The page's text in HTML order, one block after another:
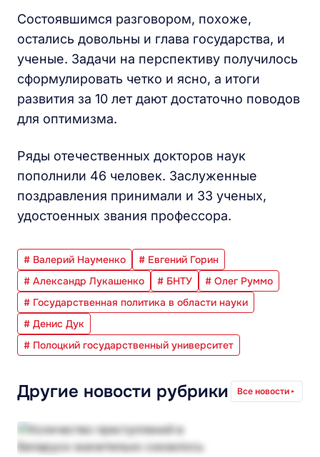
Состоявшимся разговором, похоже,
остались довольны и глава государства, и
ученые. Задачи на перспективу получилось
сформулировать четко и ясно, а итоги
развития за 10 лет дают достаточно поводов
для оптимизма.
Ряды отечественных докторов наук
пополнили 46 человек. Заслуженные
поздравления принимали и 33 ученых,
удостоенных звания профессора.
# Валерий Науменко
# Евгений Горин
# Александр Лукашенко
# БНТУ
# Олег Руммо
# Государственная политика в области науки
# Денис Дук
# Полоцкий государственный университет
Другие новости рубрики Все новости